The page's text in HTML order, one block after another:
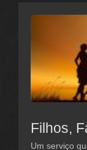
Filhos,
Um serviço